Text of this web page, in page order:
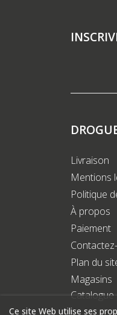
Livraison
Mentions
Politique
À propos
Paiement
Plan du
Magasins
Catalogue
Ce site Web utilise ses